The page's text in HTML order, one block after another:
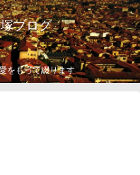
ブログ
をもって綴ります